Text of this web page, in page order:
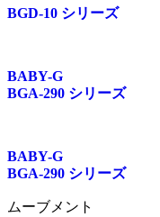
BGD-10 シリーズ
BABY-G
BGA-290 シリーズ
BABY-G
BGA-290 シリーズ
ムーブメント